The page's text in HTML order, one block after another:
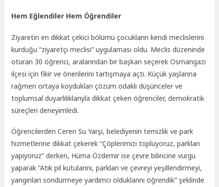
Hem Eğlendiler Hem Öğrendiler
Ziyaretin en dikkat çekici bölümü çocukların kendi meclislerini
kurduğu “ziyaretçi meclisi” uygulaması oldu. Meclis düzeninde
oturan 30 öğrenci, aralarından bir başkan seçerek Osmangazi
ilçesi için fikir ve önerilerini tartışmaya açtı. Küçük yaşlarına
rağmen ortaya koydukları çözüm odaklı düşünceler ve
toplumsal duyarlılıklarıyla dikkat çeken öğrenciler, demokratik
süreçleri deneyimledi.
Öğrencilerden Ceren Su Yarşı, belediyenin temizlik ve park
hizmetlerine dikkat çekerek “Çöplerimizi topluyoruz, parkları
yapıyoruz” derken, Hüma Özdemir ise çevre bilincine vurgu
yaparak “Atık pil kutularını, parkları ve çevreyi yeşillendirmeyi,
yangınları söndürmeye yardımcı olduklarını öğrendik” şeklinde